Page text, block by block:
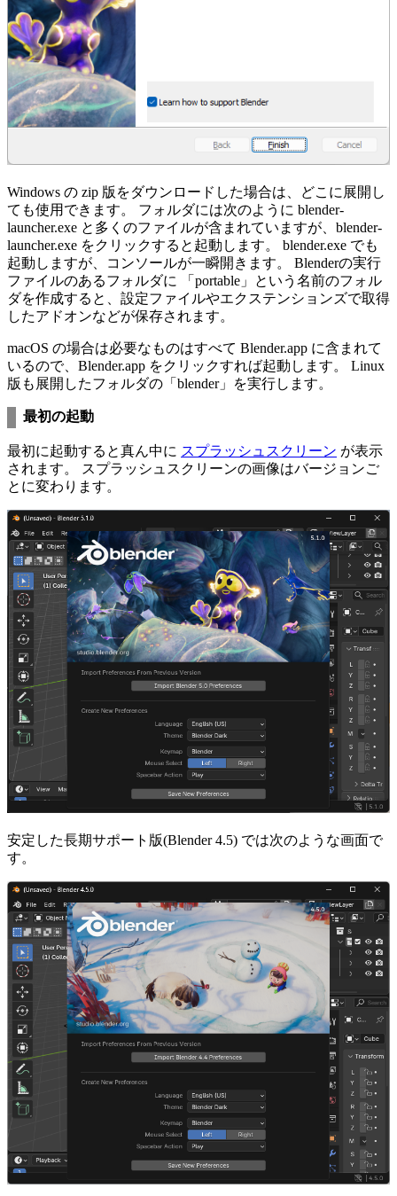
Windows の zip 版をダウンロードした場合は、どこに展開し
ても使用できます。 フォルダには次のように blender-
launcher.exe と多くのファイルが含まれていますが、blender-
launcher.exe をクリックすると起動します。 blender.exe でも
起動しますが、コンソールが一瞬開きます。 Blenderの実行
ファイルのあるフォルダに 「portable」という名前のフォル
ダを作成すると、設定ファイルやエクステンションズで取得
したアドオンなどが保存されます。
macOS の場合は必要なものはすべて Blender.app に含まれて
いるので、Blender.app をクリックすれば起動します。 Linux
版も展開したフォルダの「blender」を実行します。
最初の起動
最初に起動すると真ん中に スプラッシュスクリーン が表示
されます。 スプラッシュスクリーンの画像はバージョンご
とに変わります。
安定した長期サポート版(Blender 4.5) では次のような画面で
す。